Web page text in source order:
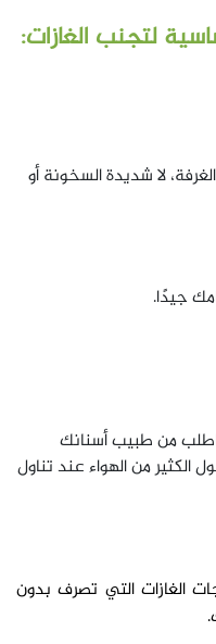
لتجنب الغازات:
لا شديدة السخونة أو
جيدًا.
من طبيب أسنانك
الكثير من الهواء عند تناول
الغازات التي تصرف بدون